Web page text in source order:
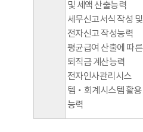
및 세액 산출능력
세무신고서식 작성 및
전자신고 작성능력
평균급여 산출에 따른
퇴직금 계산능력
전자인사관리시스
템‧회계시스템 활용
능력